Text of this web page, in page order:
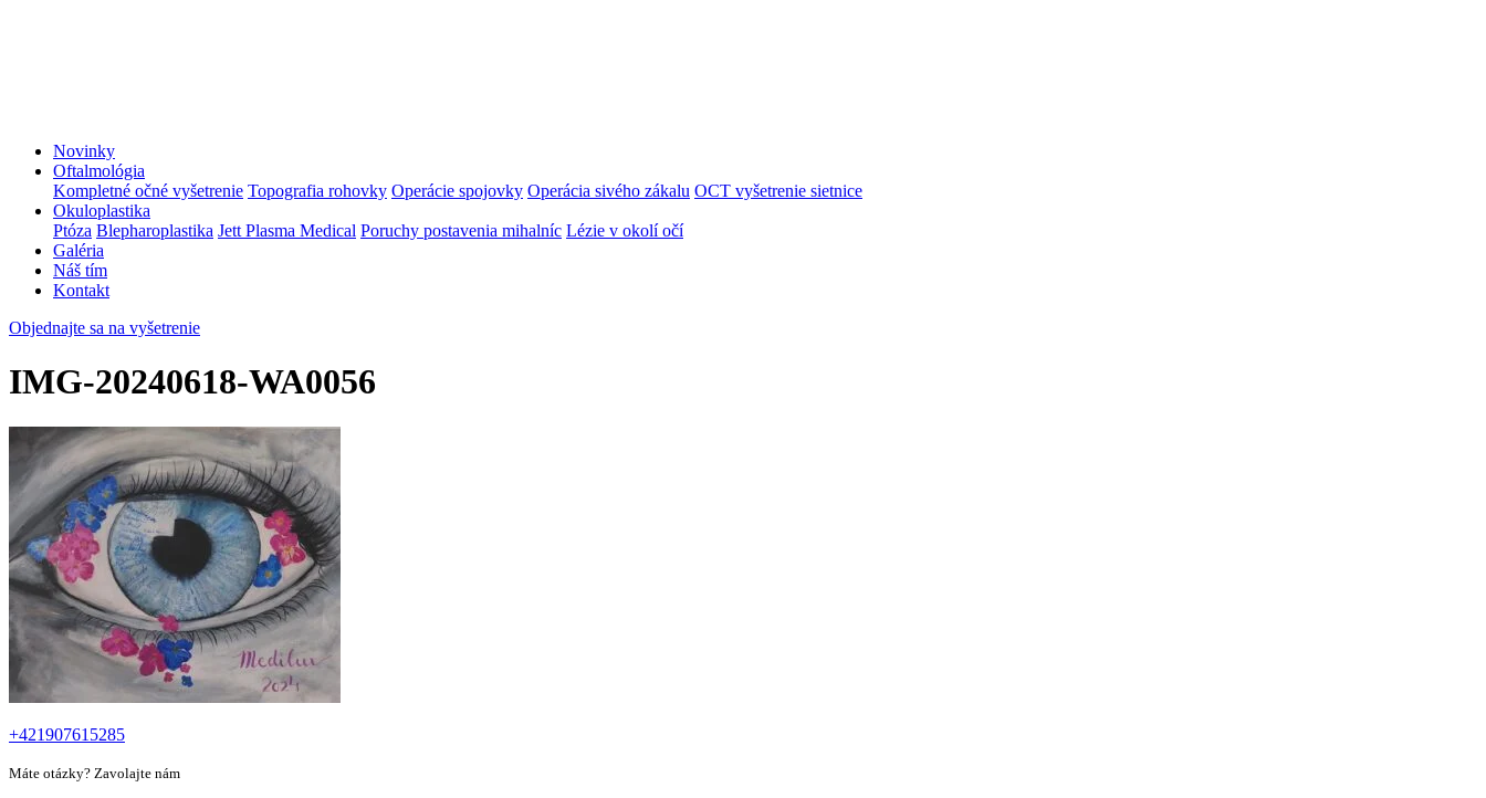
Novinky
Oftalmológia
Kompletné očné vyšetrenie Topografia rohovky Operácie spojovky Operácia sivého zákalu OCT vyšetrenie sietnice
Okuloplastika
Ptóza Blepharoplastika Jett Plasma Medical Poruchy postavenia mihalníc Lézie v okolí očí
Galéria
Náš tím
Kontakt
Objednajte sa na vyšetrenie
IMG-20240618-WA0056
+421907615285
Máte otázky? Zavolajte nám